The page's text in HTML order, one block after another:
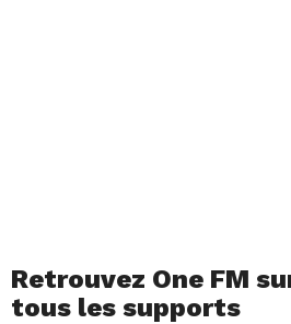
Retrouvez One FM
tous les supports